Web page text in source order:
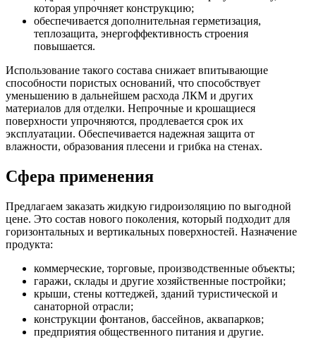
которая упрочняет конструкцию;
обеспечивается дополнительная герметизация,
теплозащита, энергоффективность строения
повышается.
Использование такого состава снижает впитывающие
способности пористых оснований, что способствует
уменьшению в дальнейшем расхода ЛКМ и других
материалов для отделки. Непрочные и крошащиеся
поверхности упрочняются, продлевается срок их
эксплуатации. Обеспечивается надежная защита от
влажности, образования плесени и грибка на стенах.
Сфера применения
Предлагаем заказать жидкую гидроизоляцию по выгодной
цене. Это состав нового поколения, который подходит для
горизонтальных и вертикальных поверхностей. Назначение
продукта:
коммерческие, торговые, производственные объекты;
гаражи, склады и другие хозяйственные постройки;
крыши, стены коттеджей, зданий туристической и
санаторной отрасли;
конструкции фонтанов, бассейнов, аквапарков;
предприятия общественного питания и другие.